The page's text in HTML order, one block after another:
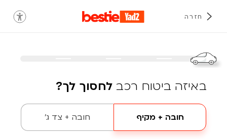
חזרה
באיזה ביטוח רכב לחסוך לך?
חובה + מקיף חובה + צד ג'